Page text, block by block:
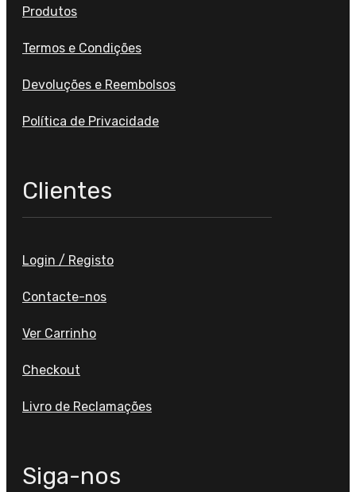
Produtos
Termos e Condições
Devoluções e Reembolsos
Política de Privacidade
Clientes
Login / Registo
Contacte-nos
Ver Carrinho
Checkout
Livro de Reclamações
Siga-nos